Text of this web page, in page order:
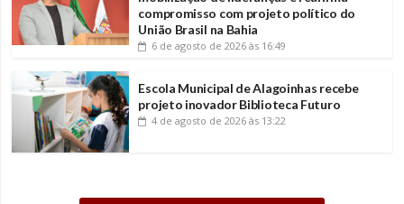
compromisso com projeto político do
União Brasil na Bahia
6 de agosto de 2026 às 16:49
Escola Municipal de Alagoinhas recebe
projeto inovador Biblioteca Futuro
4 de agosto de 2026 às 13:22